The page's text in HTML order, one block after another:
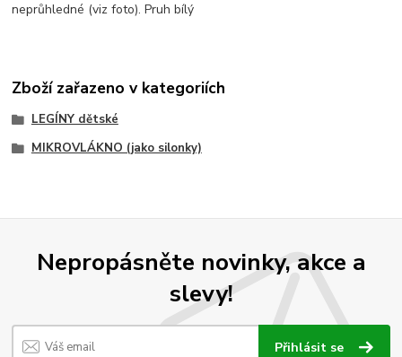
neprůhledné (viz foto). Pruh bílý
Zboží zařazeno v kategoriích
LEGÍNY dětské
MIKROVLÁKNO (jako silonky)
Nepropásněte novinky, akce a
slevy!
Přihlásit se